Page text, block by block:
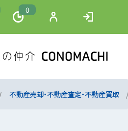
0
不動産売却・不動産査定・不動産買取